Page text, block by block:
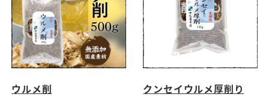
ウルメ削 クンセイウルメ厚削り